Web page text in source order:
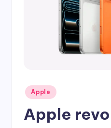
Publicado
en
Apple
Apple